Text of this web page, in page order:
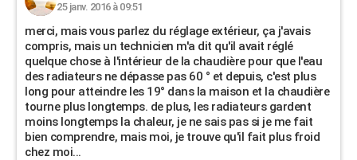
25 janv. 2016 à 09:51
merci, mais vous parlez du réglage extérieur, ça j'avais
compris, mais un technicien m'a dit qu'il avait réglé
quelque chose à l'intérieur de la chaudière pour que l'eau
des radiateurs ne dépasse pas 60 ° et depuis, c'est plus
long pour atteindre les 19° dans la maison et la chaudière
tourne plus longtemps. de plus, les radiateurs gardent
moins longtemps la chaleur, je ne sais pas si je me fait
bien comprendre, mais moi, je trouve qu'il fait plus froid
chez moi...